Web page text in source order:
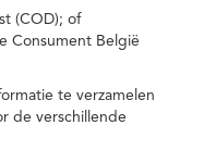
(COD); of
Consument België
te verzamelen
de verschillende